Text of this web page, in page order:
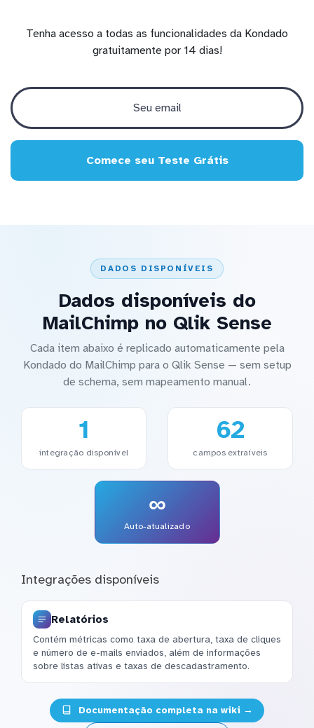
Tenha acesso a todas as funcionalidades da Kondado
gratuitamente por 14 dias!
Comece seu Teste Grátis
DADOS DISPONÍVEIS
Dados disponíveis do
MailChimp no Qlik Sense
Cada item abaixo é replicado automaticamente pela
Kondado do MailChimp para o Qlik Sense — sem setup
de schema, sem mapeamento manual.
1
integração disponível
62
campos extraíveis
∞
Auto-atualizado
Integrações disponíveis
Relatórios
Contém métricas como taxa de abertura, taxa de cliques
e número de e-mails enviados, além de informações
sobre listas ativas e taxas de descadastramento.
Documentação completa na wiki →